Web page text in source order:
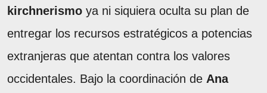
kirchnerismo ya ni siquiera oculta su plan de
entregar los recursos estratégicos a potencias
extranjeras que atentan contra los valores
occidentales. Bajo la coordinación de Ana